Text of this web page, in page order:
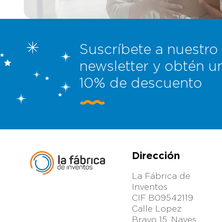
damos cientos de facilidades a
empresarios e inversores para invertir
Suscríbete a nuestro
newsletter y obtén
10% de descuento
Dirección
La Fábrica de
Inventos
CIF B09542119
Calle Lopez
Bravo 15. Naves